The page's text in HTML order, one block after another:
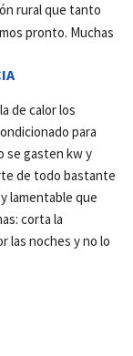
rural que tanto
pronto. Muchas
de calor los
para
se gasten kw y
de todo bastante
lamentable que
corta la
las noches y no lo